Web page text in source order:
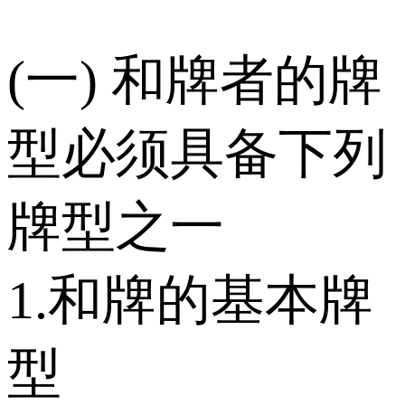
(一) 和牌者的牌
型必须具备下列
牌型之一
1.和牌的基本牌
型